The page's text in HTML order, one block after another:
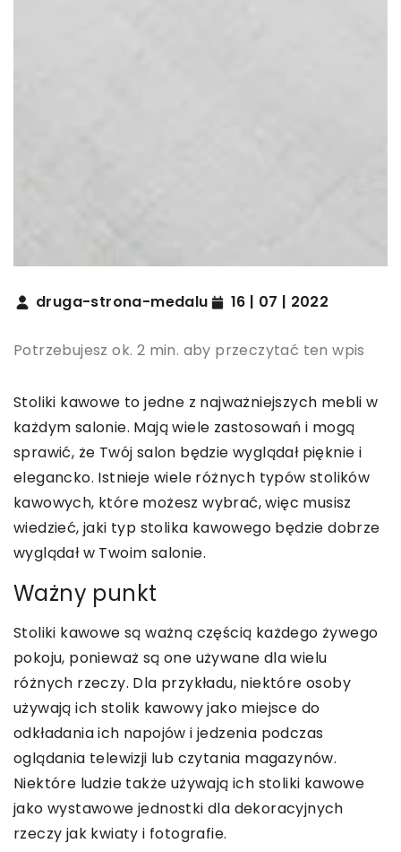
druga-strona-medalu 16 | 07 | 2022
Potrzebujesz ok. 2 min. aby przeczytać ten wpis
Stoliki kawowe to jedne z najważniejszych mebli w
każdym salonie. Mają wiele zastosowań i mogą
sprawić, że Twój salon będzie wyglądał pięknie i
elegancko. Istnieje wiele różnych typów stolików
kawowych, które możesz wybrać, więc musisz
wiedzieć, jaki typ stolika kawowego będzie dobrze
wyglądał w Twoim salonie.
Ważny punkt
Stoliki kawowe są ważną częścią każdego żywego
pokoju, ponieważ są one używane dla wielu
różnych rzeczy. Dla przykładu, niektóre osoby
używają ich stolik kawowy jako miejsce do
odkładania ich napojów i jedzenia podczas
oglądania telewizji lub czytania magazynów.
Niektóre ludzie także używają ich stoliki kawowe
jako wystawowe jednostki dla dekoracyjnych
rzeczy jak kwiaty i fotografie.